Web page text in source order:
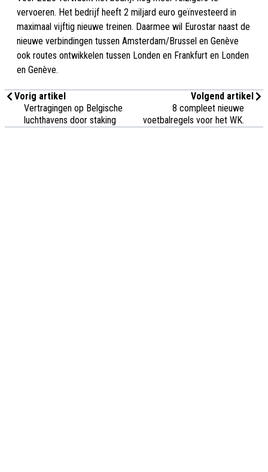
vervoeren. Het bedrijf heeft 2 miljard euro geïnvesteerd in
maximaal vijftig nieuwe treinen. Daarmee wil Eurostar naast de
nieuwe verbindingen tussen Amsterdam/Brussel en Genève
ook routes ontwikkelen tussen Londen en Frankfurt en Londen
en Genève.
Vorig artikel
Vertragingen op Belgische
luchthavens door staking
Volgend artikel
8 compleet nieuwe
voetbalregels voor het WK.